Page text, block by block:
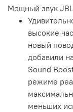
Мощный звук
высокие
новый
добавили
Sound
режиме
меньших